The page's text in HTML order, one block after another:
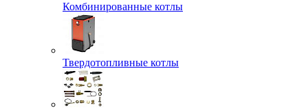
Комбинированные котлы
Твердотопливные котлы